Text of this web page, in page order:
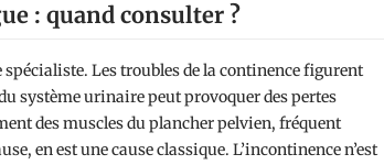
: quand consulter ?
Les troubles de la continence figurent
système urinaire peut provoquer des pertes
des muscles du plancher pelvien, fréquent
en est une cause classique. L’incontinence n’est